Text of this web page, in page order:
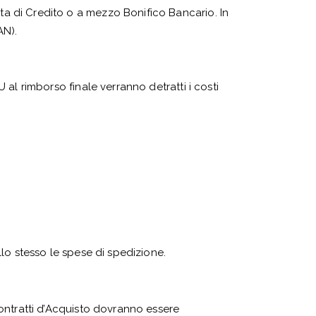
di Credito o a mezzo Bonifico Bancario. In
al rimborso finale verranno detratti i costi
stesso le spese di spedizione.
d’Acquisto dovranno essere